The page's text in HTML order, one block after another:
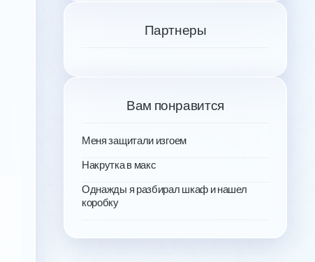
Партнеры
Вам понравится
Меня защитали изгоем
Накрутка в макс
Однажды я разбирал шкаф и нашел
коробку